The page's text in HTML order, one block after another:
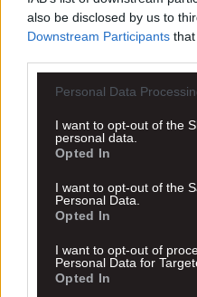
also be disclosed by us to
Downstream Participants
Personal Data
I want to opt-out of the
personal data.
Opted In
I want to opt-out of the
Personal Data.
Opted In
I want to opt-out of
Personal Data for
Opted In